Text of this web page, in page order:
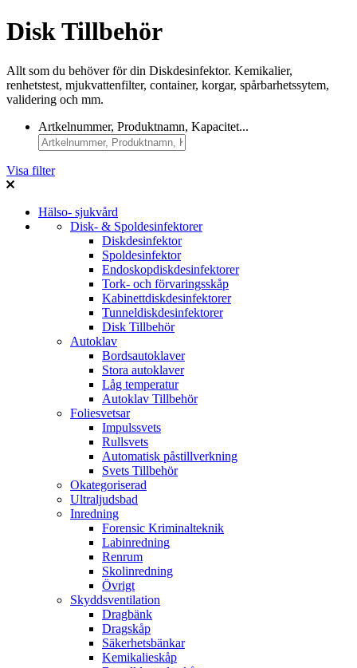
Disk Tillbehör
Allt som du behöver för din Diskdesinfektor. Kemikalier,
renhetstest, mjukvattenfilter, container, korgar, spårbarhetssytem,
validering och mm.
Artkelnummer, Produktnamn, Kapacitet...
Visa filter
Hälso- sjukvård
Disk- & Spoldesinfektorer
Diskdesinfektor
Spoldesinfektor
Endoskopdiskdesinfektorer
Tork- och förvaringsskåp
Kabinettdiskdesinfektorer
Tunneldiskdesinfektorer
Disk Tillbehör
Autoklav
Bordsautoklaver
Stora autoklaver
Låg temperatur
Autoklav Tillbehör
Foliesvetsar
Impulssvets
Rullsvets
Automatisk påstillverkning
Svets Tillbehör
Okategoriserad
Ultraljudsbad
Inredning
Forensic Kriminalteknik
Labinredning
Renrum
Skolinredning
Övrigt
Skyddsventilation
Dragbänk
Dragskåp
Säkerhetsbänkar
Kemikalieskåp